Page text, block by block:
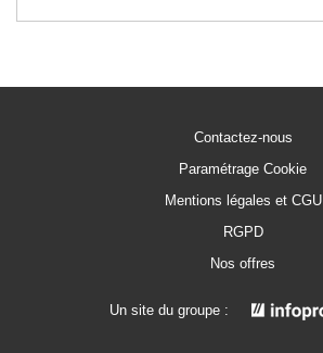
Contactez-nous
Paramétrage Cookie
Mentions légales et CGU
RGPD
Nos offres
Un site du groupe :